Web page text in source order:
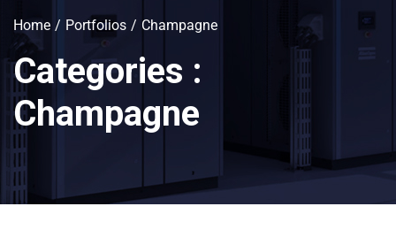
Home Portfolios Champagne
Categories :
Champagne